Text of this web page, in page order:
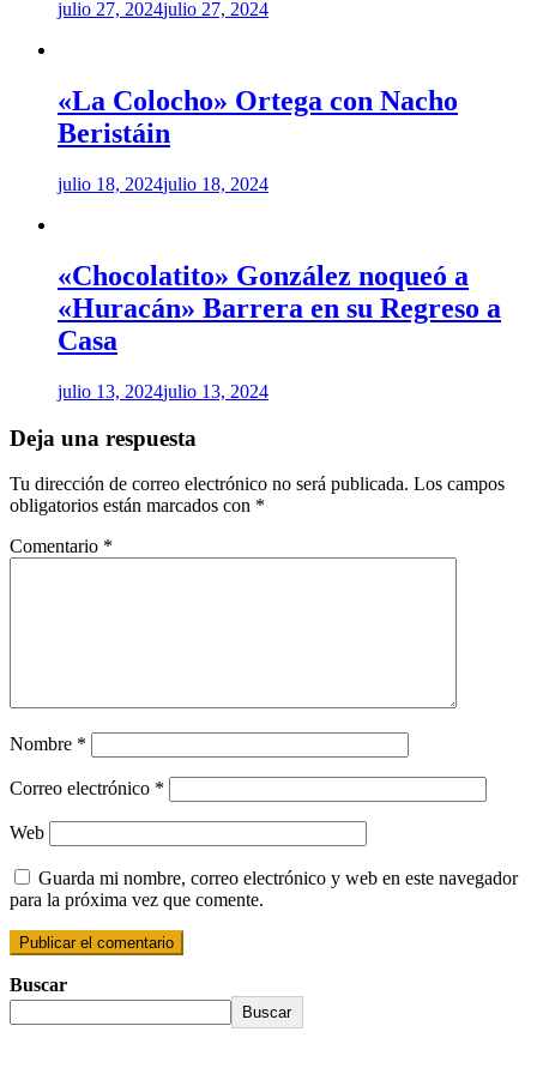
julio 27, 2024julio 27, 2024
«La Colocho» Ortega con Nacho
Beristáin
julio 18, 2024julio 18, 2024
«Chocolatito» González noqueó a
«Huracán» Barrera en su Regreso a
Casa
julio 13, 2024julio 13, 2024
Deja una respuesta
Tu dirección de correo electrónico no será publicada. Los campos
obligatorios están marcados con *
Comentario *
Nombre *
Correo electrónico *
Web
Guarda mi nombre, correo electrónico y web en este navegador
para la próxima vez que comente.
Buscar
Buscar